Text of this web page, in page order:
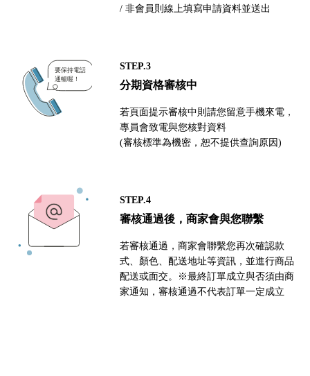
/ 非會員則線上填寫申請資料並送出
STEP.3
分期資格審核中
若頁面提示審核中則請您留意手機來電，
專員會致電與您核對資料
(審核標準為機密，恕不提供查詢原因)
STEP.4
審核通過後，商家會與您聯繫
若審核通過，商家會聯繫您再次確認款
式、顏色、配送地址等資訊，並進行商品
配送或面交。※最終訂單成立與否須由商
家通知，審核通過不代表訂單一定成立